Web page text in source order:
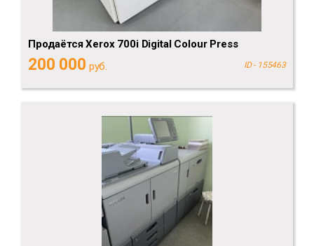
Продаётся Xerox 700i Digital Colour Press
200 000 руб. ID - 155463